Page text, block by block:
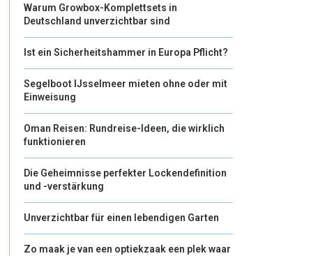
Warum Growbox-Komplettsets in
Deutschland unverzichtbar sind
Ist ein Sicherheitshammer in Europa Pflicht?
Segelboot IJsselmeer mieten ohne oder mit
Einweisung
Oman Reisen: Rundreise-Ideen, die wirklich
funktionieren
Die Geheimnisse perfekter Lockendefinition
und -verstärkung
Unverzichtbar für einen lebendigen Garten
Zo maak je van een optiekzaak een plek waar